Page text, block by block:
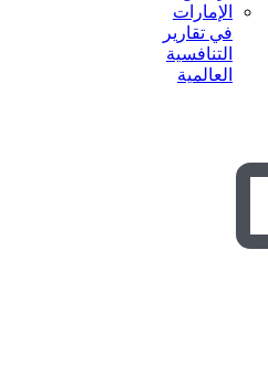
الإمارات
في تقارير
التنافسية
العالمية